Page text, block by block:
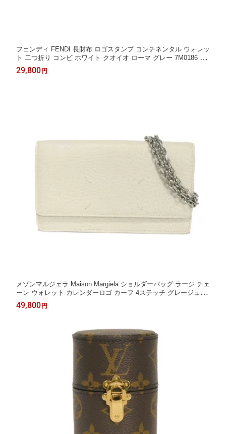
フェンディ FENDI 長財布 ロゴスタンプ コンチネンタル ウォレッ
ト 二つ折り コンビ ホワイト クオイオ ローマ グレー 7M0186 A4
NR F0X2Q メンズ 長サイフ サイフ お札入れ エレガント 高級 上
品 大人 ブランド【中古】
29,800円
メゾンマルジェラ Maison Margiela ショルダーバッグ ラージ チェ
ーン ウォレット カレンダーロゴ カーフ 4ステッチ グレージュ S
A3UI0008 P4455 H9677 メンズ レディースバッグ かばん エレガ
ント 高級 上品 大人 ブランド【中古】
49,800円